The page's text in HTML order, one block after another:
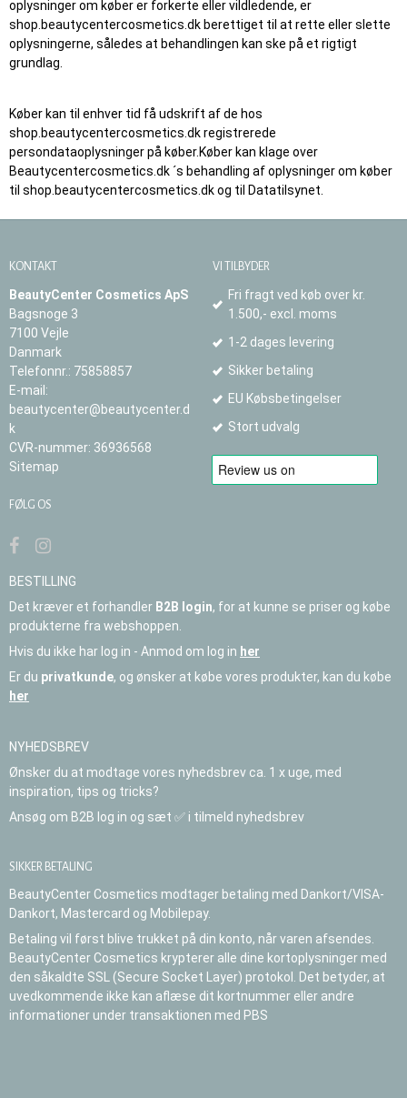
oplysninger om køber er forkerte eller vildledende, er
shop.beautycentercosmetics.dk berettiget til at rette eller slette
oplysningerne, således at behandlingen kan ske på et rigtigt
grundlag.
Køber kan til enhver tid få udskrift af de hos
shop.beautycentercosmetics.dk registrerede
persondataoplysninger på køber.Køber kan klage over
Beautycentercosmetics.dk ´s behandling af oplysninger om køber
til shop.beautycentercosmetics.dk og til Datatilsynet.
KONTAKT
BeautyCenter Cosmetics ApS
Bagsnoge 3
7100 Vejle
Danmark
Telefonnr.: 75858857
E-mail :
beautycenter@beautycenter.d
k
CVR-nummer: 36936568
Sitemap
FØLG OS
VI TILBYDER
Fri fragt ved køb over kr.
1.500,- excl. moms
1-2 dages levering
Sikker betaling
EU Købsbetingelser
Stort udvalg
BESTILLING
Det kræver et forhandler B2B login, for at kunne se priser og købe
produkterne fra webshoppen.
Hvis du ikke har log in - Anmod om log in her
Er du privatkunde, og ønsker at købe vores produkter, kan du købe
her
NYHEDSBREV
Ønsker du at modtage vores nyhedsbrev ca. 1 x uge, med
inspiration, tips og tricks?
Ansøg om B2B log in og sæt ✅ i tilmeld nyhedsbrev
SIKKER BETALING
BeautyCenter Cosmetics modtager betaling med Dankort/VISA-
Dankort, Mastercard og Mobilepay.
Betaling vil først blive trukket på din konto, når varen afsendes.
BeautyCenter Cosmetics krypterer alle dine kortoplysninger med
den såkaldte SSL (Secure Socket Layer) protokol. Det betyder, at
uvedkommende ikke kan aflæse dit kortnummer eller andre
informationer under transaktionen med PBS